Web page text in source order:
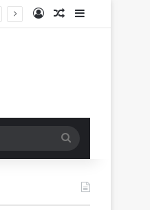
Log InRandom Article
Sidebar
for